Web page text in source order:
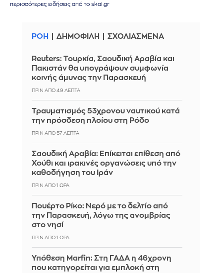
περισσότερες ειδήσεις από το skai.gr
ΡΟΗ ΔΗΜΟΦΙΛΗ ΣΧΟΛΙΑΣΜΕΝΑ
Reuters: Τουρκία, Σαουδική Αραβία και
Πακιστάν θα υπογράψουν συμφωνία
κοινής άμυνας την Παρασκευή
ΠΡΙΝ ΑΠΌ 49 ΛΕΠΤΆ
Τραυματισμός 53χρονου ναυτικού κατά
την πρόσδεση πλοίου στη Ρόδο
ΠΡΙΝ ΑΠΌ 57 ΛΕΠΤΆ
Σαουδική Αραβία: Επίκειται επίθεση από
Χούθι και ιρακινές οργανώσεις υπό την
καθοδήγηση του Ιράν
ΠΡΙΝ ΑΠΌ 1 ΏΡΑ
Πουέρτο Ρίκο: Νερό με το δελτίο από
την Παρασκευή, λόγω της ανομβρίας
στο νησί
ΠΡΙΝ ΑΠΌ 1 ΏΡΑ
Υπόθεση Marfin: Στη ΓΑΔΑ η 46χρονη
που κατηγορείται για εμπλοκή στη